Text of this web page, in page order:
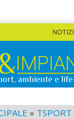
» TSPORT